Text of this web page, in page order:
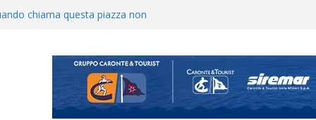
il ritiro di Cascia: intensità e
Tourè è un nuovo
il caso sul contratto del
Messina